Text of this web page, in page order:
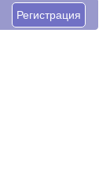
Регистрация